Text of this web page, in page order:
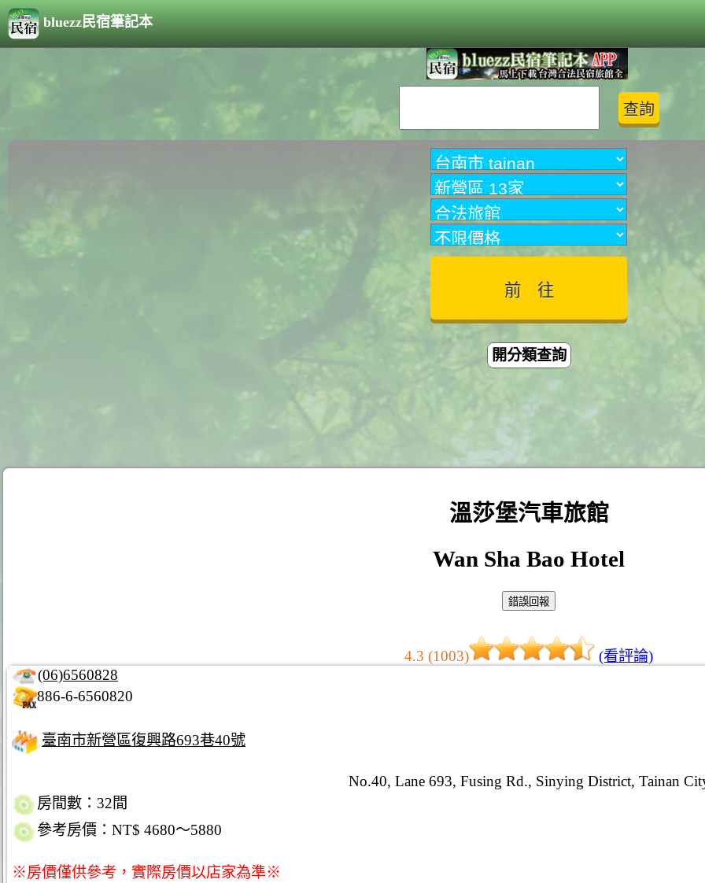
bluezz民宿筆記本
開分類查詢
溫莎堡汽車旅館
Wan Sha Bao Hotel
4.3 (1003)
(看評論)
(06)6560828
886-6-6560820
臺南市新營區復興路693巷40號
No.40, Lane 693, Fusing Rd., Sinying District, Tainan
房間數：32間
參考房價：NT$ 4680～5880
※房價僅供參考，實際房價以店家為準※